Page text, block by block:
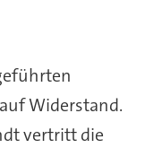
Widerstand.
vertritt die